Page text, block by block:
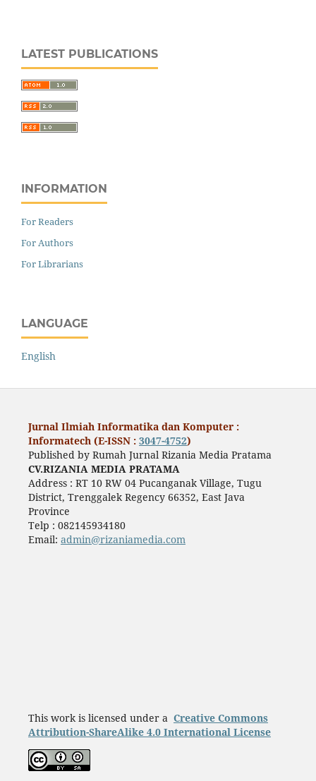
LATEST PUBLICATIONS
INFORMATION
For Readers
For Authors
For Librarians
LANGUAGE
English
Jurnal Ilmiah Informatika dan Komputer :
Informatech (E-ISSN : 3047-4752)
Published by Rumah Jurnal Rizania Media Pratama
CV.RIZANIA MEDIA PRATAMA
Address : RT 10 RW 04 Pucanganak Village, Tugu
District, Trenggalek Regency 66352, East Java
Province
Telp : 082145934180
Email: admin@rizaniamedia.com
This work is licensed under a Creative Commons
Attribution-ShareAlike 4.0 International License